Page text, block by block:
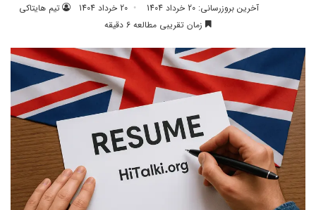
تیم هایتاکی 20 خرداد 1404
آخرین بروزرسانی: 20 خرداد 1404
زمان تقریبی مطالعه 6 دقیقه